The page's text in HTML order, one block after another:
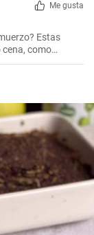
Me gusta
Estas
como
ya sea con